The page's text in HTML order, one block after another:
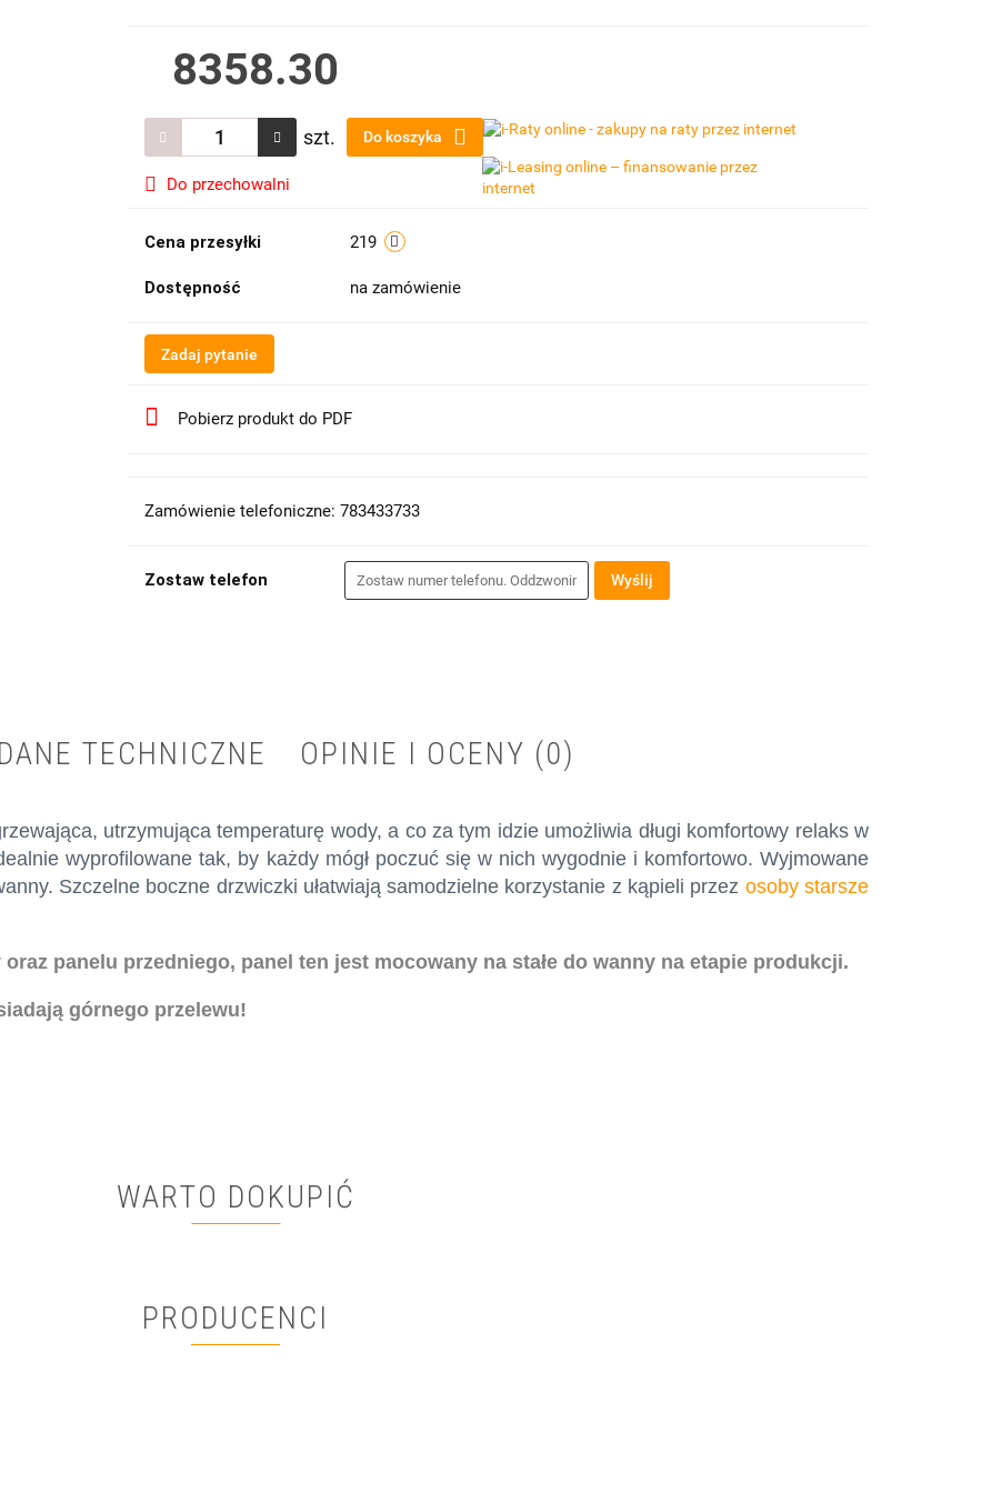
8358.30
szt. Do koszyka
Do przechowalni
Cena przesyłki 219
Dostępność na zamówienie
Zadaj pytanie
Pobierz produkt do PDF
Zamówienie telefoniczne: 783433733
Zostaw telefon Wyślij
DANE TECHNICZNE OPINIE I OCENY (0)
utrzymująca temperaturę wody, a co za tym idzie umożliwia długi komfortowy relaks w
wyprofilowane tak, by każdy mógł poczuć się w nich wygodnie i komfortowo. Wyjmowane
Szczelne boczne drzwiczki ułatwiają samodzielne korzystanie z kąpieli przez osoby starsze
panelu przedniego, panel ten jest mocowany na stałe do wanny na etapie produkcji.
górnego przelewu!
WARTO DOKUPIĆ
PRODUCENCI